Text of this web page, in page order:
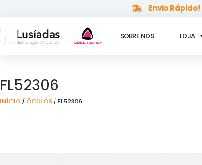
to
content
Envio Rápido!
SOBRE NÓS LOJA
FL52306
INÍCIO / ÓCULOS/ FL52306